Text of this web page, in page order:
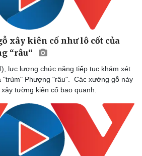
Ô tô - Xe máy
Xe máy
Tư vấn
xây kiên cố như lô cốt của
“râu“
lực lượng chức năng tiếp tục khám xét
"trùm" Phượng "râu". Các xưởng gỗ này
tường kiên cố bao quanh.